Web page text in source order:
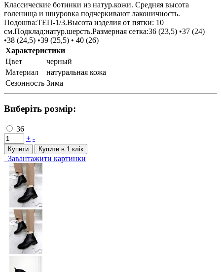
Классические ботинки из натур.кожи. Средняя высота
голенища и шнуровка подчеркивают лаконичность.
Подошва:ТЕП-1/3.Высота изделия от пятки: 10
см.Подклад:натур.шерсть.Размерная сетка:36 (23,5) •37 (24)
•38 (24,5) •39 (25,5) • 40 (26)
Характеристики
Цвет
черный
Материал
натуральная кожа
Сезонность Зима
Виберіть розмір:
36
+ -
Купити Купити в 1 клiк
Завантажити картинки